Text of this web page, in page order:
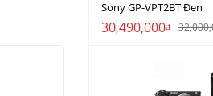
Sony GP-VPT2BT Đen
30,490,000đ